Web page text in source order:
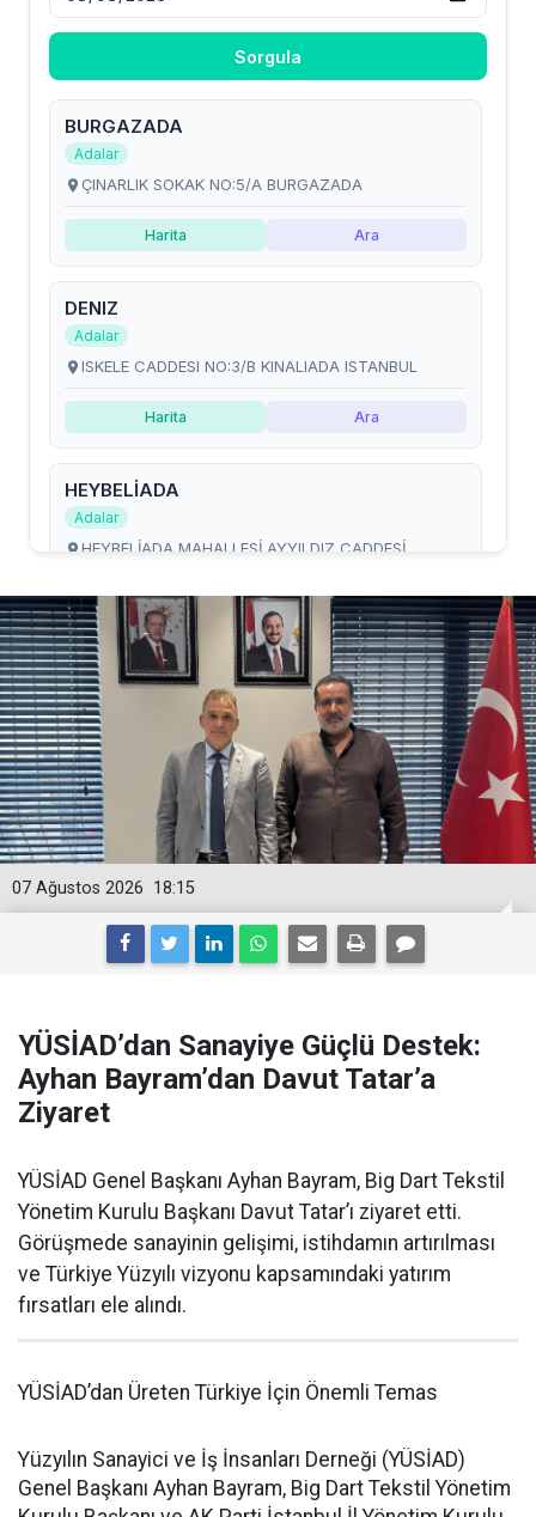
18:15
07 Ağustos 2026
YÜSİAD’dan Sanayiye Güçlü Destek:
Ayhan Bayram’dan Davut Tatar’a
Ziyaret
YÜSİAD Genel Başkanı Ayhan Bayram, Big Dart Tekstil
Yönetim Kurulu Başkanı Davut Tatar’ı ziyaret etti.
Görüşmede sanayinin gelişimi, istihdamın artırılması
ve Türkiye Yüzyılı vizyonu kapsamındaki yatırım
fırsatları ele alındı.
YÜSİAD’dan Üreten Türkiye İçin Önemli Temas
Yüzyılın Sanayici ve İş İnsanları Derneği (YÜSİAD)
Genel Başkanı Ayhan Bayram, Big Dart Tekstil Yönetim